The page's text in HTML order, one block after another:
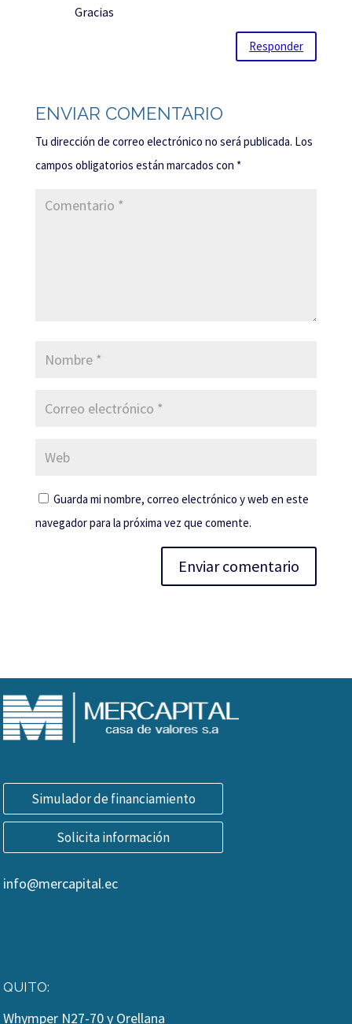
Gracias
Responder
ENVIAR COMENTARIO
Tu dirección de correo electrónico no será publicada. Los
campos obligatorios están marcados con *
Guarda mi nombre, correo electrónico y web en este
navegador para la próxima vez que comente.
Simulador de financiamiento
Solicita información
info@mercapital.ec
QUITO:
Whymper N27-70 y Orellana